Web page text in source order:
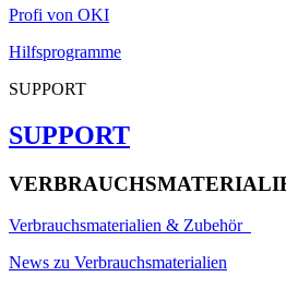
Profi von OKI
Hilfsprogramme
SUPPORT
SUPPORT
Verbrauchsmaterialien & Zubehör
News zu Verbrauchsmaterialien